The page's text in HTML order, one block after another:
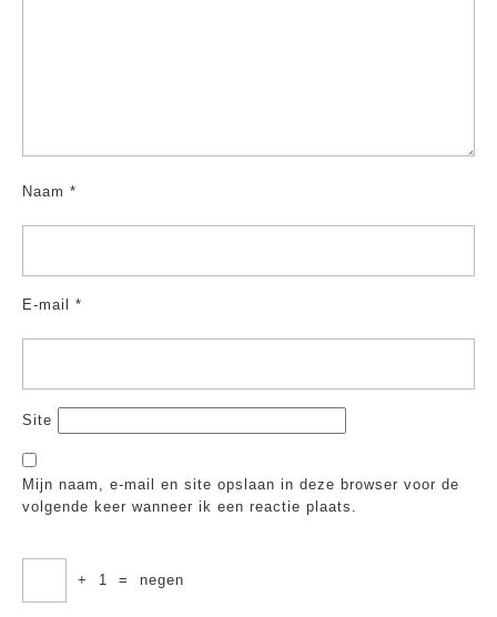
Naam *
E-mail *
Site
Mijn naam, e-mail en site opslaan in deze browser voor de
volgende keer wanneer ik een reactie plaats.
+ 1 = negen